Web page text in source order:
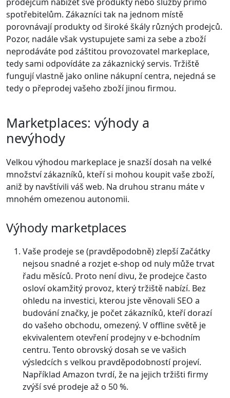
spotřebitelům. Zákazníci tak na jednom místě
porovnávají produkty od široké škály různých prodejců.
Pozor, nadále však vystupujete sami za sebe a zboží
neprodáváte pod záštitou provozovatel markeplace,
tedy sami odpovídáte za zákaznický servis. Tržiště
fungují vlastně jako online nákupní centra, nejedná se
tedy o přeprodej vašeho zboží jinou firmou.
Marketplaces: výhody a
nevýhody
Velkou výhodou markeplace je snazší dosah na velké
množství zákazníků, kteří si mohou koupit vaše zboží,
aniž by navštívili váš web. Na druhou stranu máte v
mnohém omezenou autonomii.
Výhody marketplaces
Vaše prodeje se (pravděpodobně) zlepšíZačátky
nejsou snadné a rozjet e-shop od nuly může trvat
řadu měsíců. Proto není divu, že prodejce často
osloví okamžitý provoz, který tržiště nabízí. Bez
ohledu na investici, kterou jste věnovali SEO a
budování značky, je počet zákazníků, kteří dorazí
do vašeho obchodu, omezený. V offline světě je
ekvivalentem otevření prodejny v e-bchodním
centru. Tento obrovský dosah se ve vašich
výsledcích s velkou pravděpodobností projeví.
Například Amazon tvrdí, že na jejich tržišti firmy
zvýší své prodeje až o 50 %.